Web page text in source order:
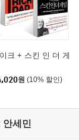
크 + 스킨 인 더 게
원 (10% 할인)
안세민